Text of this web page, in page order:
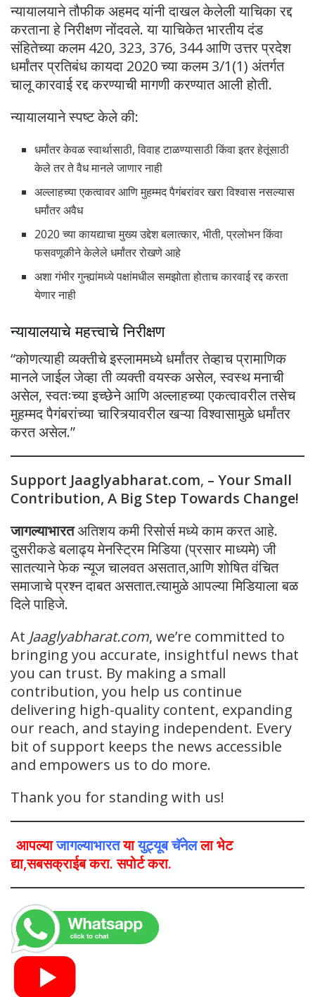
न्यायालयाने तौफीक अहमद यांनी दाखल केलेली याचिका रद्द
करताना हे निरीक्षण नोंदवले. या याचिकेत भारतीय दंड
संहितेच्या कलम 420, 323, 376, 344 आणि उत्तर प्रदेश
धर्मांतर प्रतिबंध कायदा 2020 च्या कलम 3/1(1) अंतर्गत
चालू कारवाई रद्द करण्याची मागणी करण्यात आली होती.
न्यायालयाने स्पष्ट केले की:
धर्मांतर केवळ स्वार्थासाठी, विवाह टाळण्यासाठी किंवा इतर हेतूंसाठी
केले तर ते वैध मानले जाणार नाही
अल्लाहच्या एकत्वावर आणि मुहम्मद पैगंबरांवर खरा विश्वास नसल्यास
धर्मांतर अवैध
2020 च्या कायद्याचा मुख्य उद्देश बलात्कार, भीती, प्रलोभन किंवा
फसवणूकीने केलेले धर्मांतर रोखणे आहे
अशा गंभीर गुन्ह्यांमध्ये पक्षांमधील समझोता होताच कारवाई रद्द करता
येणार नाही
न्यायालयाचे महत्त्वाचे निरीक्षण
“कोणत्याही व्यक्तीचे इस्लाममध्ये धर्मांतर तेव्हाच प्रामाणिक
मानले जाईल जेव्हा ती व्यक्ती वयस्क असेल, स्वस्थ मनाची
असेल, स्वतःच्या इच्छेने आणि अल्लाहच्या एकत्वावरील तसेच
मुहम्मद पैगंबरांच्या चारित्र्यावरील खऱ्या विश्वासामुळे धर्मांतर
करत असेल.”
Support Jaaglyabharat.com, – Your Small
Contribution, A Big Step Towards Change!
जागल्याभारतअतिशय कमी रिसोर्स मध्ये काम करत आहे.
दुसरीकडे बलाढ्य मेनस्ट्रिम मिडिया (प्रसार माध्यमे) जी
सातत्याने फेक न्यूज चालवत असतात,आणि शोषित वंचित
समाजाचे प्रश्न दाबत असतात.त्यामुळे आपल्या मिडियाला बळ
दिले पाहिजे.
At Jaaglyabharat.com, we’re committed to
bringing you accurate, insightful news that
you can trust. By making a small
contribution, you help us continue
delivering high-quality content, expanding
our reach, and staying independent. Every
bit of support keeps the news accessible
and empowers us to do more.
Thank you for standing with us!
आपल्याजागल्याभारतयायुट्यूब चॅनेलला भेट
द्या,सबसक्राईब करा. सपोर्ट करा.